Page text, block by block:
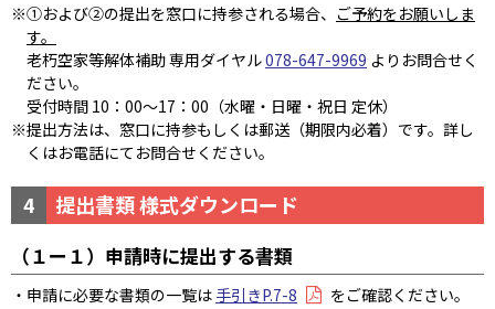
①および②の提出を窓口に持参される場合、 ご予約をお願いしま
す。
老朽空家等解体補助 専用ダイヤル078-647-9969 よりお問合せく
ださい。
受付時間 10：00～17：00 （水曜・日曜・祝日 定休）
提出方法は、窓口に持参もしくは郵送（期限内必着）です。詳し
くはお電話にてお問合せください。
4 提出書類 様式ダウンロード
（１ー１）申請時に提出する書類
・申請に必要な書類の一覧は 手引きP.7-8
をご確認ください。